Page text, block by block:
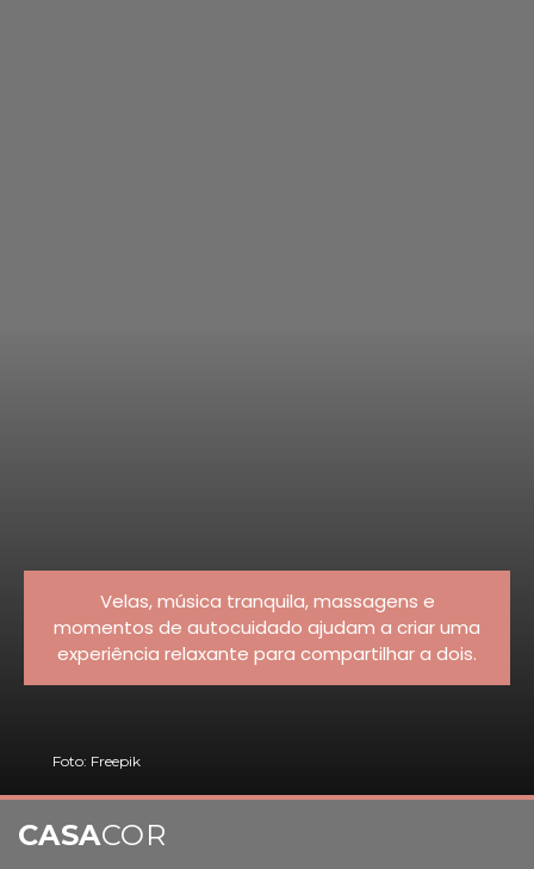
Velas, música tranquila, massagens e
momentos de autocuidado ajudam a criar uma
experiência relaxante para compartilhar a dois.
Foto: Freepik
CASACOR